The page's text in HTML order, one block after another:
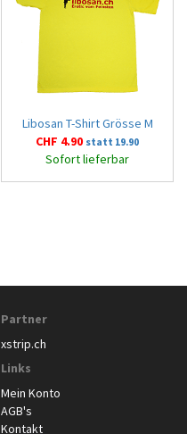
Libosan T-Shirt Grösse M
CHF 4.90 statt 19.90
Sofort lieferbar
Partner
xstrip.ch
Links
Mein Konto
AGB's
Kontakt